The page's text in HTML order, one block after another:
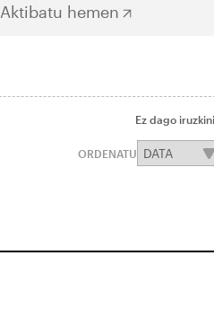
Aktibatu hemen
Ez dago
ORDENATU